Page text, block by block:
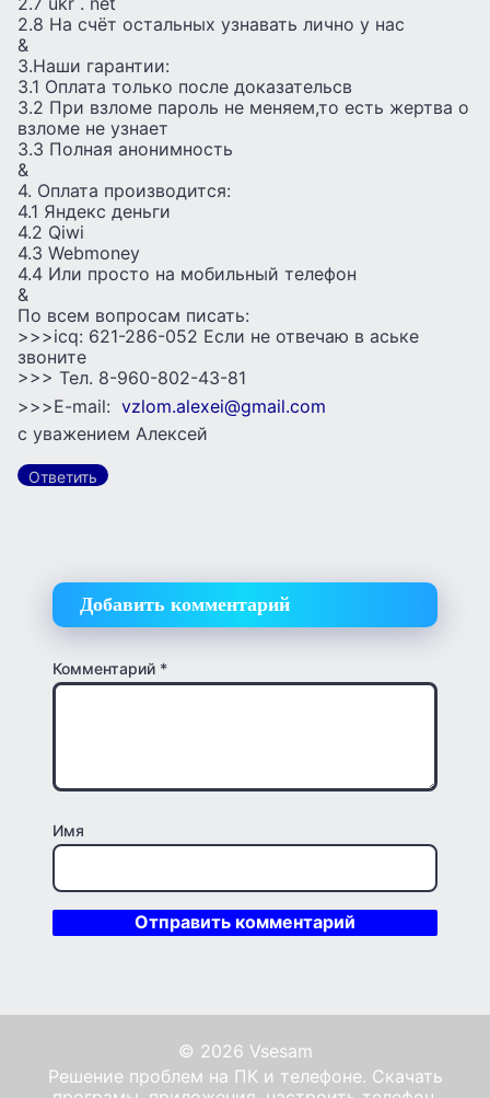
2.8 На счёт остальных узнавать лично у нас
&
3.Наши гарантии:
3.1 Оплата только после доказательсв
3.2 При взломе пароль не меняем,то есть жертва о
взломе не узнает
3.3 Полная анонимность
&
4. Оплата производится:
4.1 Яндекс деньги
4.2 Qiwi
4.3 Webmoney
4.4 Или просто на мобильный телефон
&
По всем вопросам писать:
>>>icq: 621-286-052 Если не отвечаю в аське
звоните
>>> Тел. 8-960-802-43-81
>>>E-mail: vzlom.alexei@gmail.com
с уважением Алексей
Ответить
Добавить комментарий
Комментарий *
Имя
© 2026 Vsesam
Решение проблем на ПК и телефоне. Скачать